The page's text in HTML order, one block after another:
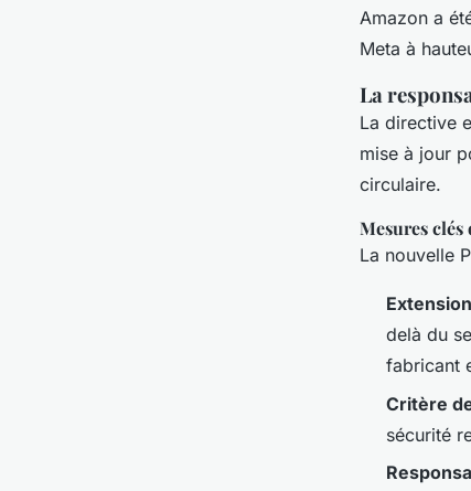
Amazon a
Meta à
La
La directive
mise à jour
circulaire.
Mesures
La nouvelle
delà du
fabricant
Critère
sécurité